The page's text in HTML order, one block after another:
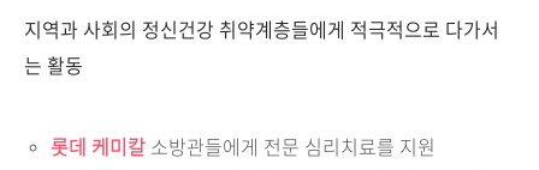
지역과 사회의 정신건강 취약계층들에게 적극적으로 다가서
는 활동
롯데 케미칼 소방관들에게 전문 심리치료를 지원